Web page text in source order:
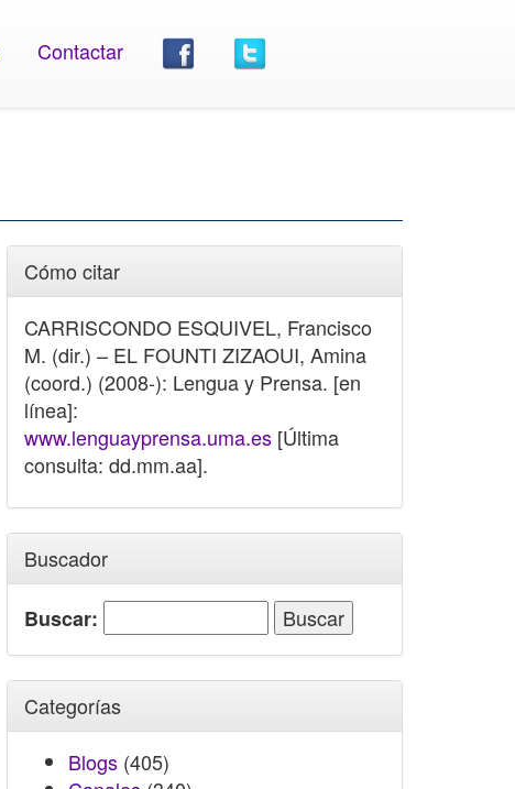
Contactar
Cómo citar
CARRISCONDO ESQUIVEL, Francisco
M. (dir.) – EL FOUNTI ZIZAOUI, Amina
(coord.) (2008-): Lengua y Prensa. [en
línea]:
www.lenguayprensa.uma.es [Última
consulta: dd.mm.aa].
Buscador
Buscar:
Categorías
Blogs (405)